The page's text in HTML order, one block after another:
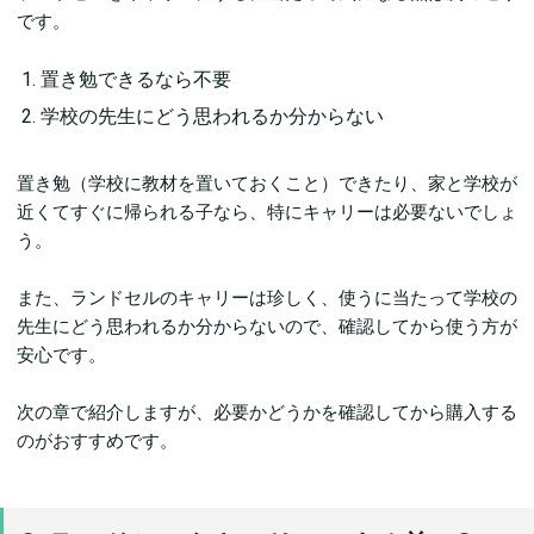
です。
置き勉できるなら不要
学校の先生にどう思われるか分からない
置き勉（学校に教材を置いておくこと）できたり、家と学校が
近くてすぐに帰られる子なら、特にキャリーは必要ないでしょ
う。
また、ランドセルのキャリーは珍しく、使うに当たって学校の
先生にどう思われるか分からないので、確認してから使う方が
安心です。
次の章で紹介しますが、必要かどうかを確認してから購入する
のがおすすめです。